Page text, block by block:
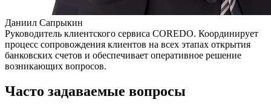
Даниил Сапрыкин
Руководитель клиентского сервиса COREDO. Координирует
процесс сопровождения клиентов на всех этапах открытия
банковских счетов и обеспечивает оперативное решение
возникающих вопросов.
Часто задаваемые вопросы